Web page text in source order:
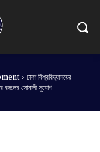
ঢাকা বিশ্ববিদ্যালয়ের
সোনালী সুযোগ